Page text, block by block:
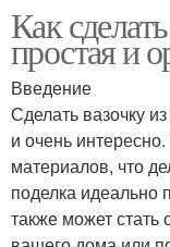
Как
простая и
Введение
Сделать вазочку
и очень
материалов, что
поделка идеально
также может